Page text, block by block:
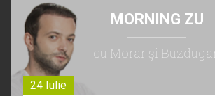
MORNING ZU
cu Morar şi
24 Iulie